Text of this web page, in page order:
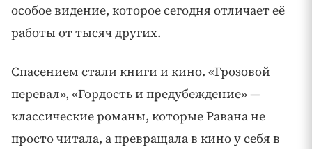
особое видение, которое сегодня отличает её
работы от тысяч других.
Спасением стали книги и кино. «Грозовой
перевал», «Гордость и предубеждение» —
классические романы, которые Равана не
просто читала, а превращала в кино у себя в